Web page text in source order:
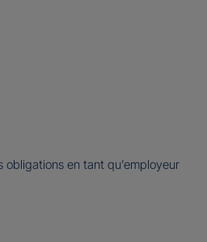
obligations en tant qu’employeur